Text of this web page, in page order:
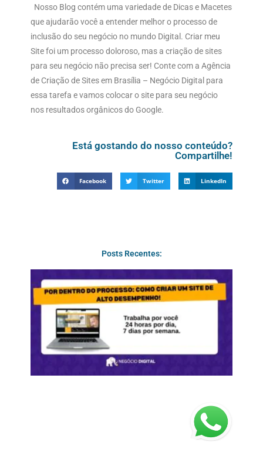
Nosso Blog contém uma variedade de Dicas e Macetes
que ajudarão você a entender melhor o processo de
inclusão do seu negócio no mundo Digital. Criar meu
Site foi um processo doloroso, mas a criação de sites
para seu negócio não precisa ser! Conte com a Agência
de Criação de Sites em Brasília – Negócio Digital para
essa tarefa e vamos colocar o site para seu negócio
nos resultados orgânicos do Google.
Está gostando do nosso conteúdo?
Compartilhe!
Facebook Twitter LinkedIn
Posts Recentes: